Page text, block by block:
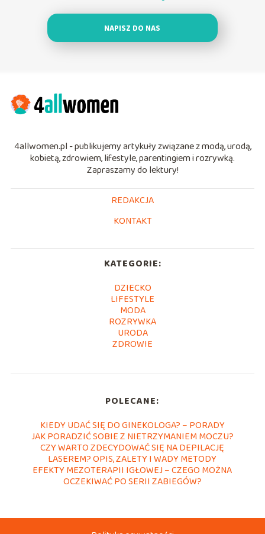
NAPISZ DO NAS
4allwomen.pl - publikujemy artykuły związane z modą, urodą,
kobietą, zdrowiem, lifestyle, parentingiem i rozrywką.
Zapraszamy do lektury!
REDAKCJA
KONTAKT
KATEGORIE:
DZIECKO
LIFESTYLE
MODA
ROZRYWKA
URODA
ZDROWIE
POLECANE:
KIEDY UDAĆ SIĘ DO GINEKOLOGA? – PORADY
JAK PORADZIĆ SOBIE Z NIETRZYMANIEM MOCZU?
CZY WARTO ZDECYDOWAĆ SIĘ NA DEPILACJĘ
LASEREM? OPIS, ZALETY I WADY METODY
EFEKTY MEZOTERAPII IGŁOWEJ – CZEGO MOŻNA
OCZEKIWAĆ PO SERII ZABIEGÓW?